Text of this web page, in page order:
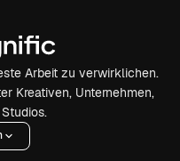
Arbeit zu verwirklichen.
Kreativen, Unternehmen,